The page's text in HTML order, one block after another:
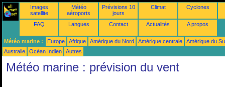
Images
satellite
Météo
aéroports
Prévisions 10
jours
Climat Cyclones
FAQ Langues Contact Actualités A propos
Météo marine : Europe Afrique Amérique du Nord Amérique centrale
Amérique du
Australie
Océan Indien Autres
Météo marine : prévision du vent